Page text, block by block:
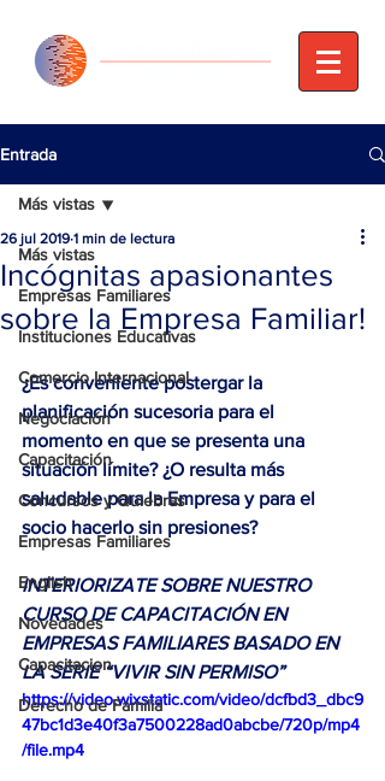
Entrada
Más vistas
Empresas Familiares
Instituciones Educativas
Comercio Internacional
Negociación
Capacitación
Concursos y Quiebras
Empresas Familiares
English
Novedades
Capacitacion
Derecho de Familia
Más vistas
Incógnitas apasionantes
sobre la Empresa Familiar!
26 jul 2019 1 min de lectura
¿Es conveniente postergar la
planificación sucesoria para el
momento en que se presenta una
situación límite? ¿O resulta más
saludable para la Empresa y para el
socio hacerlo sin presiones?
INTERIORIZATE SOBRE NUESTRO
CURSO DE CAPACITACIÓN EN
EMPRESAS FAMILIARES BASADO EN
LA SERIE “VIVIR SIN PERMISO”
https://video.wixstatic.com/video/dcfbd3_dbc9
47bc1d3e40f3a7500228ad0abcbe/720p/mp4
/file.mp4